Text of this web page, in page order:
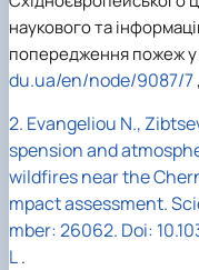
наукового та
попередження пожеж у
du.ua/en/node/9087/7,
2. Evangeliou N.,
spension and
wildfires near the
mpact assessment.
mber: 26062. Doi:
L.